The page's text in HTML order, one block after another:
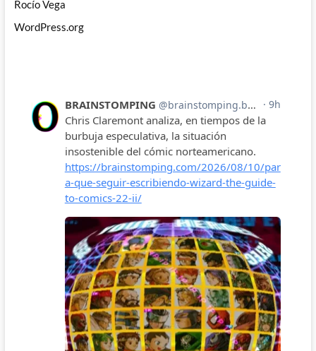
Rocío Vega
WordPress.org